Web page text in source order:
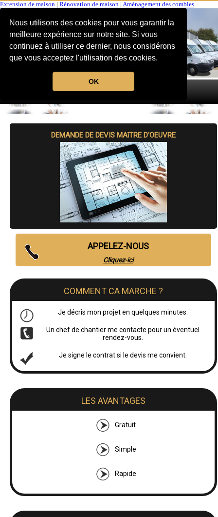
Nous utilisons des cookies pour vous garantir la
meilleure expérience sur notre site. Si vous
continuez à utiliser ce dernier, nous considérons
que vous acceptez l'utilisation des cookies.
OK
Extension de maison Rénovation de maison Aménagement des combles
MENU
DEMANDE DE DEVIS MAîTRE D'OEUVRE
APPELEZ-NOUS
Cliquez-ici
COMMENT CA MARCHE ?
Je décris mon projet en quelques minutes.
Un chef de chantier me contacte pour un éventuel
rendez-vous.
Je signe le contrat si le devis me convient.
LES AVANTAGES
Gratuit
Simple
Rapide